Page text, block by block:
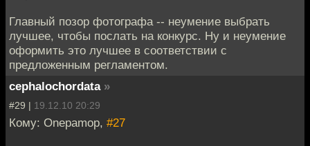
Главный позор фотографа -- неумение выбрать
лучшее, чтобы послать на конкурс. Ну и неумение
оформить это лучшее в соответствии с
предложенным регламентом.
cephalochordata »
#29 | 19.12.10 20:29
Кому: Onepamop, #27